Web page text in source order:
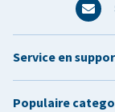
Service en
Populaire